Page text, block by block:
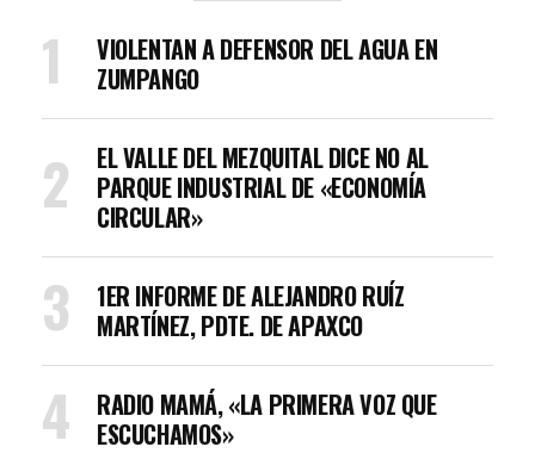
VIOLENTAN A DEFENSOR DEL AGUA EN
ZUMPANGO
EL VALLE DEL MEZQUITAL DICE NO AL
PARQUE INDUSTRIAL DE «ECONOMÍA
CIRCULAR»
1ER INFORME DE ALEJANDRO RUÍZ
MARTÍNEZ, PDTE. DE APAXCO
RADIO MAMÁ, «LA PRIMERA VOZ QUE
ESCUCHAMOS»